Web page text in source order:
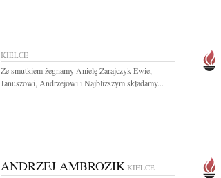
KIELCE
Ze smutkiem żegnamy Anielę Zarajczyk Ewie,
Januszowi, Andrzejowi i Najbliższym składamy...
ANDRZEJ AMBROZIK KIELCE